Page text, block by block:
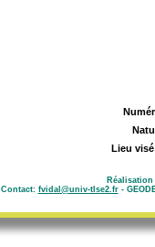
Lieu
Contact: fvidal@univ-tlse2.fr-